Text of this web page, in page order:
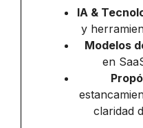
IA &
y
Modelos
en
claridad